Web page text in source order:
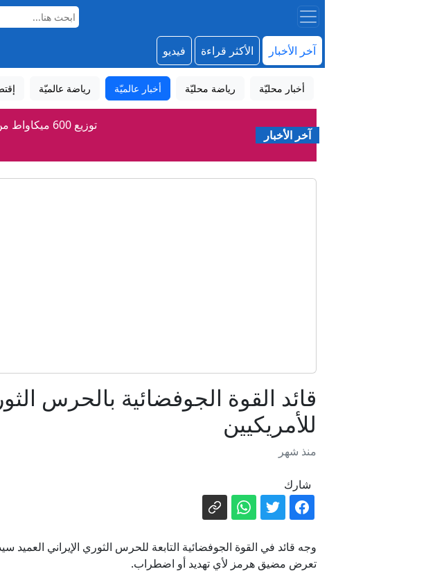
آخر الأخبار الأكثر قراءة فيديو
أخبار محليّة رياضة محليّة أخبار عالميّة رياضة عالميّة
آخر الأخبار
رئيس الوزراء: الحكومة تضع حماية
من 12 كلمة.. "تريزيجيه" يوجه رسالة لمحمد صلاح بعد انتقاله إلى طرابزون سبور
هل
غادي آيزنكوت: من
قائد القوة الجوفضائية بالحرس
للأمريكيين
منذ شهر
شارك
وجه قائد في القوة الجوفضائية التابعة للحرس الثوري الإيراني
تعرض مضيق هرمز لأي تهديد أو اضطراب.